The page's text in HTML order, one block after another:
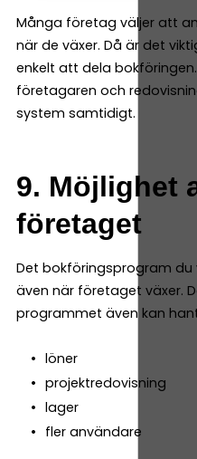
Många företag väljer att
när de växer. Då är det
enkelt att dela
företagaren och
system samtidigt.
9. Möjlighet
företaget
Det bokföringsprogram du
även när företaget växer.
programmet även kan
löner
projektredovisning
lager
fler användare